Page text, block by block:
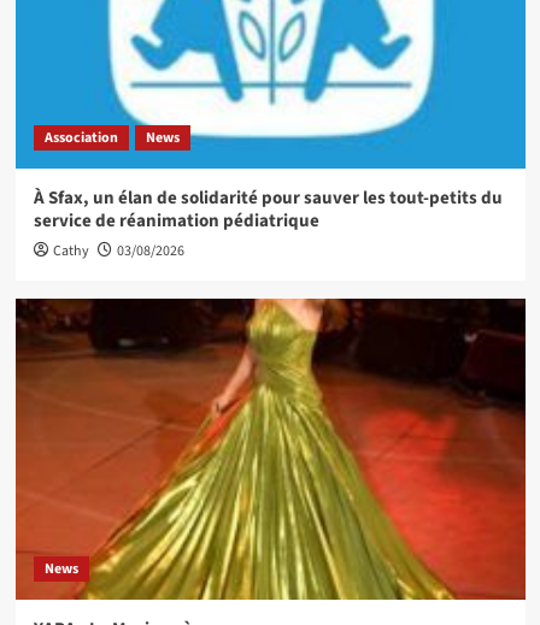
Association News
À Sfax, un élan de solidarité pour sauver les tout-petits du
service de réanimation pédiatrique
Cathy 03/08/2026
News